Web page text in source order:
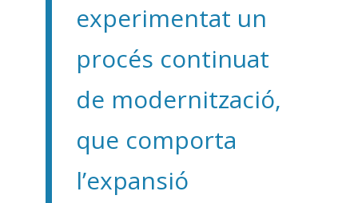
experimentat un
procés continuat
de modernització,
que comporta
l’expansió